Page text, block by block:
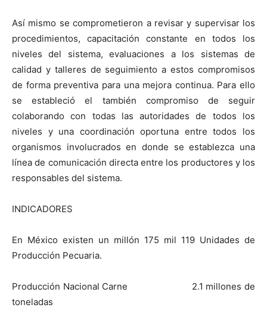
Así mismo se comprometieron a revisar y supervisar los
procedimientos, capacitación constante en todos los
niveles del sistema, evaluaciones a los sistemas de
calidad y talleres de seguimiento a estos compromisos
de forma preventiva para una mejora continua. Para ello
se estableció el también compromiso de seguir
colaborando con todas las autoridades de todos los
niveles y una coordinación oportuna entre todos los
organismos involucrados en donde se establezca una
línea de comunicación directa entre los productores y los
responsables del sistema.
INDICADORES
En México existen un millón 175 mil 119 Unidades de
Producción Pecuaria.
Producción Nacional Carne 2.1 millones de
toneladas